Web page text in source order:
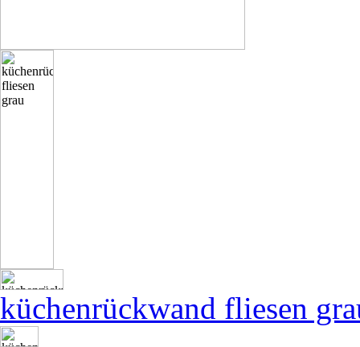
küchenrückwand fliesen